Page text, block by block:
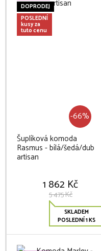
DOPRODEJ
POSLEDNÍ
kusy za
tuto cenu
-66%
Šuplíková komoda
Rasmus - bílá/šedá/dub
artisan
1 862 Kč
5 475 Kč
SKLADEM
POSLEDNÍ 1 KS